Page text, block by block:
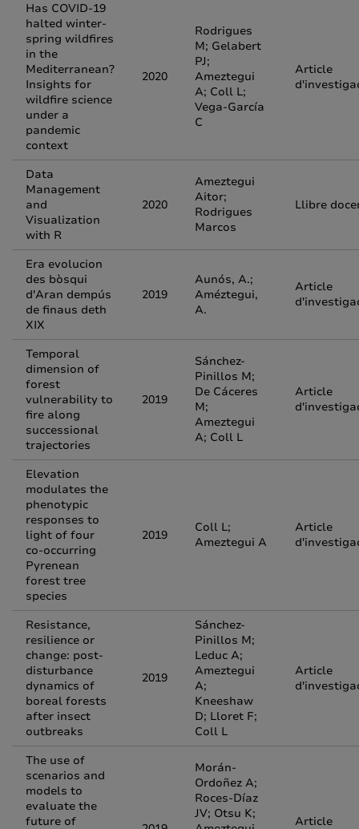
Has COVID-19
halted winter-
spring wildfires
in the
Mediterranean?
Insights for
wildfire science
under a
pandemic
context
2020
Rodrigues
M; Gelabert
PJ;
Ameztegui
A; Coll L;
Vega-García
C
Article
Data
Management
and
Visualization
with R
2020
Ameztegui
Aitor;
Rodrigues
Marcos
Llibre
Era evolucion
des bòsqui
d'Aran dempús
de finaus deth
XIX
2019
Aunós, A.;
Améztegui,
A.
Article
Temporal
dimension of
forest
vulnerability to
fire along
successional
trajectories
2019
Sánchez-
Pinillos M;
De Cáceres
M;
Ameztegui
A; Coll L
Article
Elevation
modulates the
phenotypic
responses to
light of four
co-occurring
Pyrenean
forest tree
species
2019
Coll L;
Ameztegui A
Article
Resistance,
resilience or
change: post-
disturbance
dynamics of
boreal forests
after insect
outbreaks
2019
Sánchez-
Pinillos M;
Leduc A;
Ameztegui
A;
Kneeshaw
D; Lloret F;
Coll L
Article
The use of
scenarios and
models to
evaluate the
future of
Morán-
Ordoñez A;
Roces-Díaz
JV; Otsu K;
Article